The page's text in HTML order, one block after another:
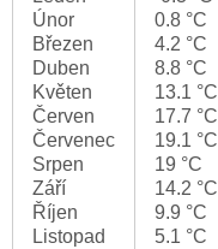
Únor
Březen
Duben
Květen
Červen
Červenec
Srpen
Září
Říjen
Listopad
0.8 °C
4.2 °C
8.8 °C
13.1 °C
17.7 °C
19.1 °C
19 °C
14.2 °C
9.9 °C
5.1 °C